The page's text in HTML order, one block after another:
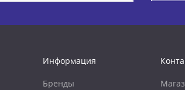
Информация
Бренды